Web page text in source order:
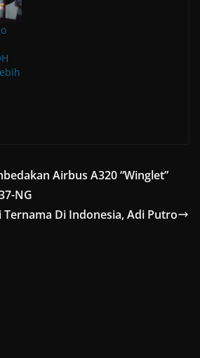
Airbus A320 “Winglet”
NG
Ternama Di Indonesia, Adi Putro